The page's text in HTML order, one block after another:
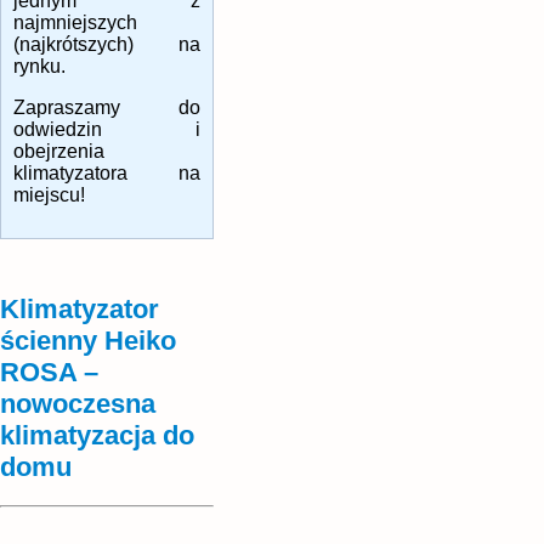
najmniejszych
(najkrótszych) na
rynku.
Zapraszamy do
odwiedzin i
obejrzenia
klimatyzatora na
miejscu!
Klimatyzator
ścienny Heiko
ROSA –
nowoczesna
klimatyzacja do
domu